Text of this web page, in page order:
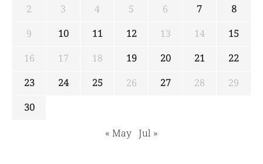
2
3 4 5 6 7
8
9
10 11 12 13 14
15
16
17 18 19 20 21
22
23
24 25 26 27 28
29
30
« May Jul »